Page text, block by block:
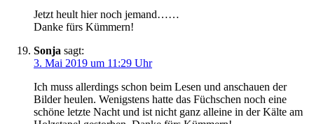
Jetzt heult hier noch jemand……
Danke fürs Kümmern!
Sonja sagt:
3. Mai 2019 um 11:29 Uhr
Ich muss allerdings schon beim Lesen und anschauen der
Bilder heulen. Wenigstens hatte das Füchschen noch eine
schöne letzte Nacht und ist nicht ganz alleine in der Kälte am